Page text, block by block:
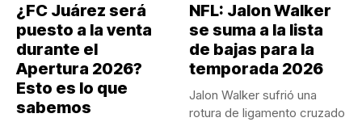
¿FC Juárez será
puesto a la venta
durante el
Apertura 2026?
Esto es lo que
sabemos
NFL: Jalon Walker
se suma a la lista
de bajas para la
temporada 2026
Jalon Walker sufrió una
rotura de ligamento cruzado